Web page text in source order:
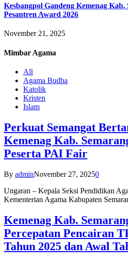
Kesbangpol Gandeng Kemenag Kab.
Pesantren Award 2026
November 21, 2025
Mimbar Agama
All
Agama Budha
Katolik
Kristen
Islam
Perkuat Semangat
Kemenag Kab.
Peserta PAI Fair
By adminNovember 27, 20250
Ungaran – Kepala Seksi Pendidikan
Kementerian Agama Kabupaten
Kemenag Kab.
Percepatan Pencairan
Tahun 2025 dan Awal